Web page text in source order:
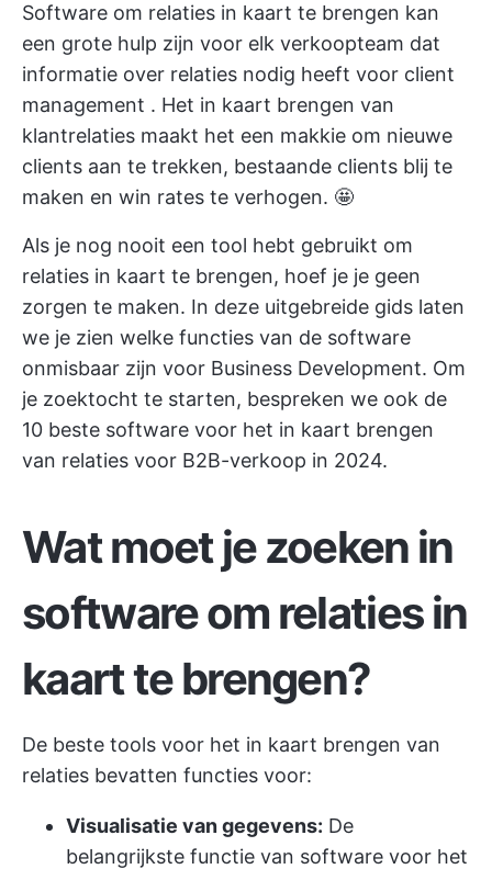
Software om relaties in kaart te brengen kan
een grote hulp zijn voor elk verkoopteam dat
informatie over relaties nodig heeft voor client
management . Het in kaart brengen van
klantrelaties maakt het een makkie om nieuwe
clients aan te trekken, bestaande clients blij te
maken en win rates te verhogen. 🤩
Als je nog nooit een tool hebt gebruikt om
relaties in kaart te brengen, hoef je je geen
zorgen te maken. In deze uitgebreide gids laten
we je zien welke functies van de software
onmisbaar zijn voor Business Development. Om
je zoektocht te starten, bespreken we ook de
10 beste software voor het in kaart brengen
van relaties voor B2B-verkoop in 2024.
Wat moet je zoeken in
software om relaties in
kaart te brengen?
De beste tools voor het in kaart brengen van
relaties bevatten functies voor:
Visualisatie van gegevens: De
belangrijkste functie van software voor het